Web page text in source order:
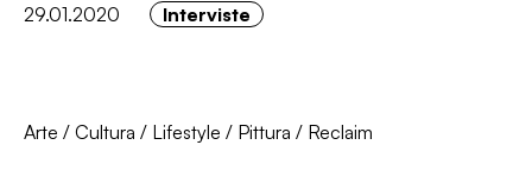
29.01.2020 Interviste
Arte / Cultura / Lifestyle / Pittura / Reclaim